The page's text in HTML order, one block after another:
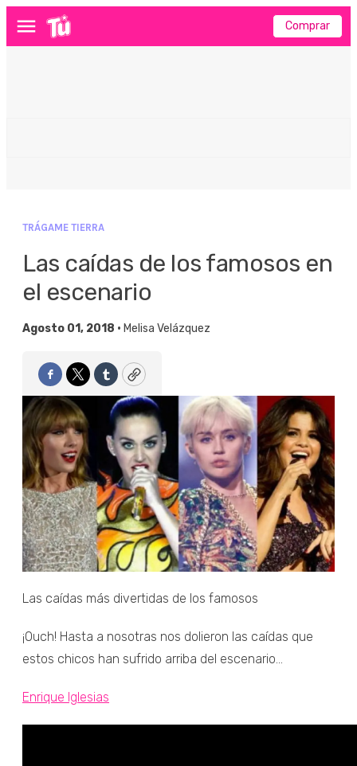
Menú Comprar
TRÁGAME TIERRA
Las caídas de los famosos en
el escenario
Agosto 01, 2018 • Melisa Velázquez
Facebook
TwitterTumblrCopy
Las caídas más divertidas de los famosos
¡Ouch! Hasta a nosotras nos dolieron las caídas que
estos chicos han sufrido arriba del escenario...
Enrique Iglesias